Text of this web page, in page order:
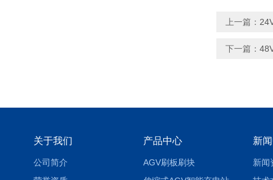
上一篇：
下一篇：
关于我们
公司简介
产品中心
AGV刷板刷块
新
新闻